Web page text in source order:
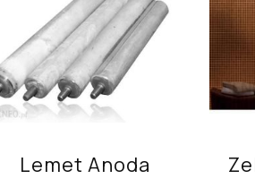
Lemet Anoda